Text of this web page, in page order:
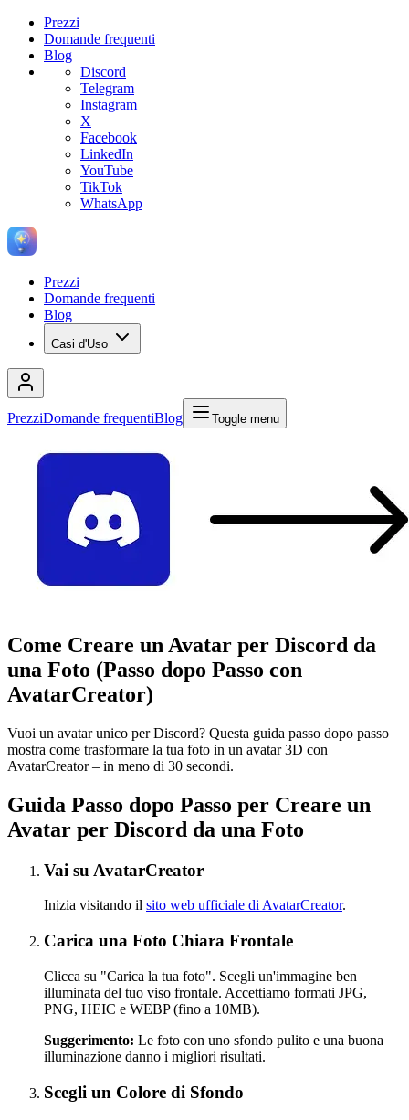
Prezzi
Domande frequenti
Blog
Discord
Telegram
Instagram
X
Facebook
LinkedIn
YouTube
TikTok
WhatsApp
Prezzi
Domande frequenti
Blog
Casi d'Uso
PrezziDomande frequentiBlog Toggle menu
Come Creare un Avatar per Discord da
una Foto (Passo dopo Passo con
AvatarCreator)
Vuoi un avatar unico per Discord? Questa guida passo dopo passo
mostra come trasformare la tua foto in un avatar 3D con
AvatarCreator – in meno di 30 secondi.
Guida Passo dopo Passo per Creare un
Avatar per Discord da una Foto
Vai su AvatarCreator
Inizia visitando il sito web ufficiale di AvatarCreator.
Carica una Foto Chiara Frontale
Clicca su "Carica la tua foto". Scegli un'immagine ben
illuminata del tuo viso frontale. Accettiamo formati JPG,
PNG, HEIC e WEBP (fino a 10MB).
Suggerimento: Le foto con uno sfondo pulito e una buona
illuminazione danno i migliori risultati.
Scegli un Colore di Sfondo